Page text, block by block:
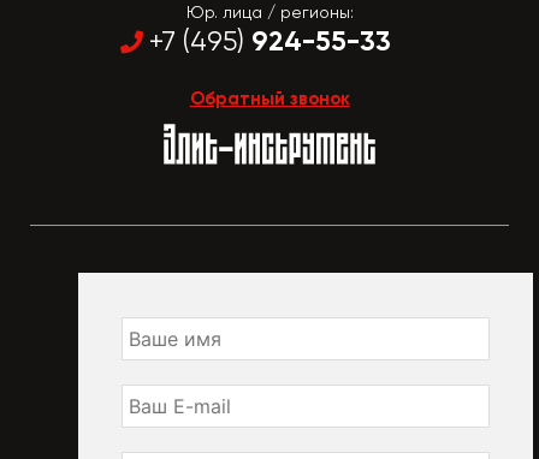
Юр. лица / регионы:
+7 (495) 924-55-33
Обратный звонок